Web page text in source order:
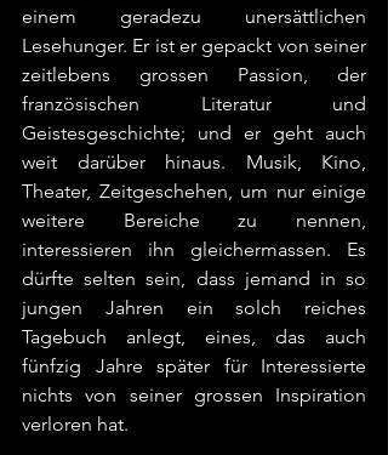
einem geradezu unersättlichen
Lesehunger. Er ist er gepackt von seiner
zeitlebens grossen Passion, der
französischen Literatur und
Geistesgeschichte; und er geht auch
weit darüber hinaus. Musik, Kino,
Theater, Zeitgeschehen, um nur einige
weitere Bereiche zu nennen,
interessieren ihn gleichermassen. Es
dürfte selten sein, dass jemand in so
jungen Jahren ein solch reiches
Tagebuch anlegt, eines, das auch
fünfzig Jahre später für Interessierte
nichts von seiner grossen Inspiration
verloren hat.